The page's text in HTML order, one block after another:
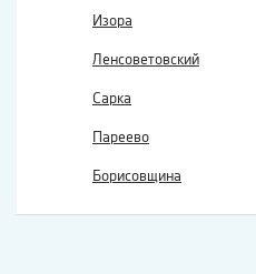
Изора
Ленсоветовский
Сарка
Пареево
Борисовщина